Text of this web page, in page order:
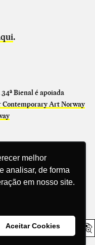
melhor
analisar, de forma
em nosso site.
Aceitar Cookies
.
Bienal é apoiada
Contemporary Art Norway